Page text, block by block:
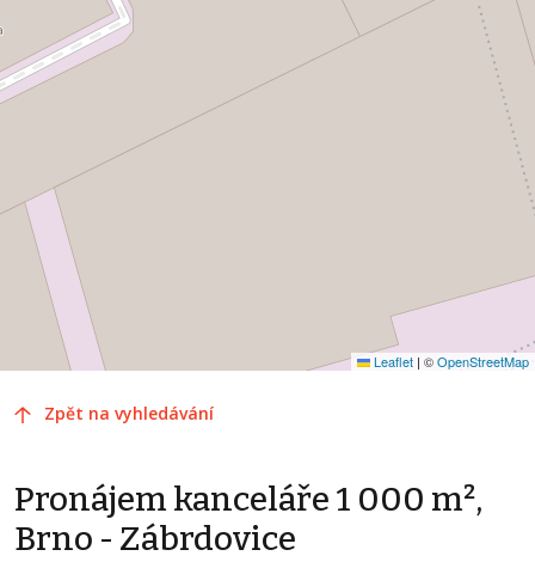
Leaflet | ©OpenStreetMap
Zpět na vyhledávání
Pronájem kanceláře 1 000 m²,
Brno - Zábrdovice